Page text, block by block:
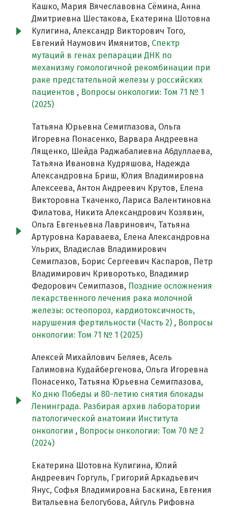
Кашко, Мария Вячеславовна Сёмина, Анна
Дмитриевна Шестакова, Екатерина Шотовна
Кулигина, Александр Викторович Того,
Евгений Наумович Имянитов, Спектр
мутаций в генах репарации ДНК по
механизму гомологичной рекомбинации при
раке предстательной железы у российских
пациентов , Вопросы онкологии: Том 71 № 1
(2025)
Татьяна Юрьевна Семиглазова, Ольга
Игоревна Понасенко, Варвара Андреевна
Лященко, Шейда Раджабалиевна Абдуллаева,
Татьяна Ивановна Кудряшова, Надежда
Александровна Бриш, Юлия Владимировна
Алексеева, Антон Андреевич Крутов, Елена
Викторовна Ткаченко, Лариса Валентиновна
Филатова, Никита Александрович Козявин,
Ольга Евгеньевна Лавринович, Татьяна
Артуровна Караваева, Елена Александровна
Ульрих, Владислав Владимирович
Семиглазов, Борис Сергеевич Каспаров, Петр
Владимирович Криворотько, Владимир
Федорович Семиглазов, Поздние осложнения
лекарственного лечения рака молочной
железы: остеопороз, кардиотоксичность,
нарушения фертильности (Часть 2) , Вопросы
онкологии: Том 71 № 1 (2025)
Алексей Михайлович Беляев, Асель
Галимовна Кудайбергенова, Ольга Игоревна
Понасенко, Татьяна Юрьевна Семиглазова,
Ко дню Победы и 80-летию снятия блокады
Ленинграда. Разбирая архив лаборатории
патологической анатомии Института
онкологии , Вопросы онкологии: Том 70 № 2
(2024)
Екатерина Шотовна Кулигина, Юлий
Андреевич Горгуль, Григорий Аркадьевич
Янус, Софья Владимировна Баскина, Евгения
Витальевна Белогубова, Айгуль Рифовна